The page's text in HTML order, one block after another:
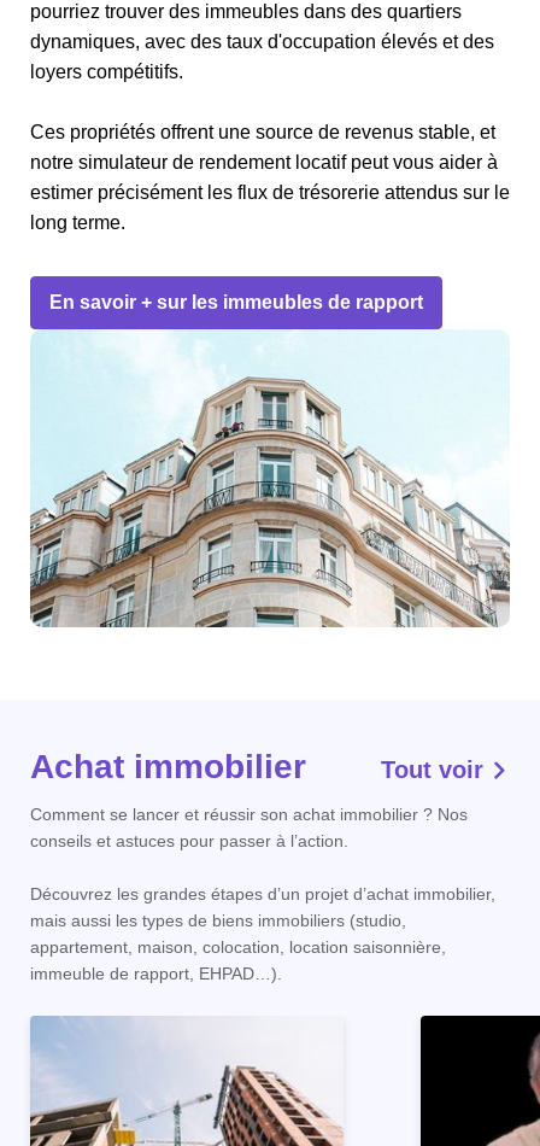
pourriez trouver des immeubles dans des quartiers
dynamiques, avec des taux d'occupation élevés et des
loyers compétitifs.
Ces propriétés offrent une source de revenus stable, et
notre simulateur de rendement locatif peut vous aider à
estimer précisément les flux de trésorerie attendus sur le
long terme.
En savoir + sur les immeubles de rapport
Achat immobilier Tout voir
Comment se lancer et réussir son achat immobilier ? Nos
conseils et astuces pour passer à l’action.
Découvrez les grandes étapes d’un projet d’achat immobilier,
mais aussi les types de biens immobiliers (studio,
appartement, maison, colocation, location saisonnière,
immeuble de rapport, EHPAD…).